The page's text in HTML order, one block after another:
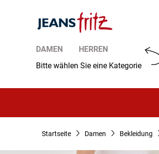
DAMEN
HERREN
Bitte wählen Sie eine Kategorie
Startseite Damen Bekleidung